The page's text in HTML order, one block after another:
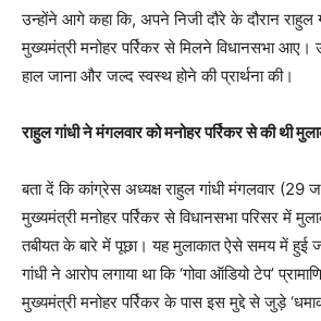
उन्होंने आगे कहा कि, अपने निजी दौरे के दौरान राहुल
मुख्यमंत्री मनोहर पर्रिकर से मिलने विधानसभा आए।
हाल जाना और जल्द स्वस्थ होने की प्रार्थना की।
राहुल गांधी ने मंगलवार को मनोहर पर्रिकर से की थी
बता दें कि कांग्रेस अध्यक्ष राहुल गांधी मंगलवार (29
मुख्यमंत्री मनोहर पर्रिकर से विधानसभा परिसर में
तबीयत के बारे में पूछा। यह मुलाकात ऐसे समय में हुई
गांधी ने आरोप लगाया था कि ‘गोवा ऑडियो टेप’
मुख्यमंत्री मनोहर पर्रिकर के पास इस मुद्दे से जुड़े